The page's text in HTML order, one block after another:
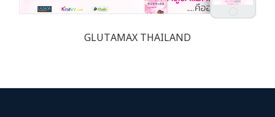
GLUTAMAX THAILAND